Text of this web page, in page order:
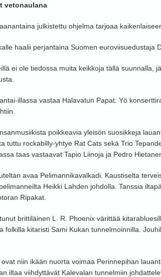
vetonaulana
julkistettu ohjelma tarjoaa
haalii perjantaina Suomen euroviisuedustaja
ei ole tiedossa muita keikkoja tällä suunnalla,
illassa vastaa Halavatun Papat. Yö
poikkeavia yleisön suosikkeja
tuttu rockabilly-yhtye Rat Cats sekä Trio
taas vastaavat Tapio Liinoja ja Pedro
avaa Pelimannikavalkadi. Kaustiselta
Heikki Lahden johdolla. Tanssia
Ripakat.
brittiläinen L. R. Phoenix värittää
folkilla kitaristi Sami Kukan tunnelmoinnilla.
niin ikään nuorta voimaa Perinnepihan
iltaa viihdyttävät Kalevalan tunnelmiin